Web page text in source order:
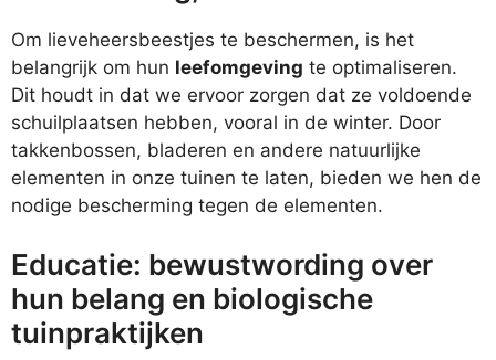
Om lieveheersbeestjes te beschermen, is het
belangrijk om hun leefomgeving te optimaliseren.
Dit houdt in dat we ervoor zorgen dat ze voldoende
schuilplaatsen hebben, vooral in de winter. Door
takkenbossen, bladeren en andere natuurlijke
elementen in onze tuinen te laten, bieden we hen de
nodige bescherming tegen de elementen.
Educatie: bewustwording over
hun belang en biologische
tuinpraktijken